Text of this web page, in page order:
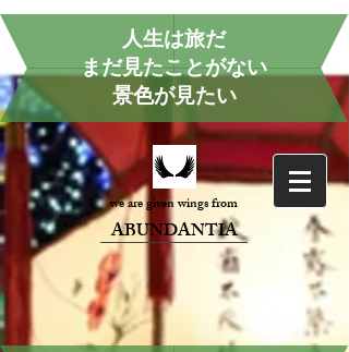
人生は旅だ
まだ見たことがない
景色が見たい
we are given wings from
ABUNDANTIA